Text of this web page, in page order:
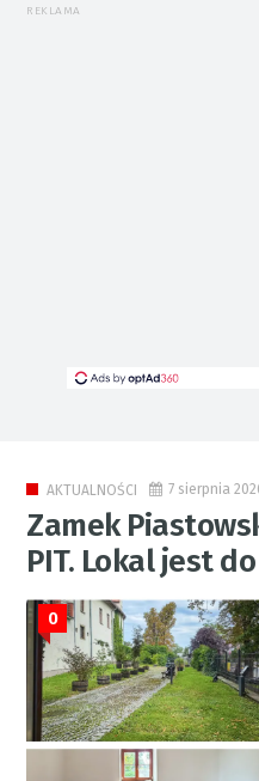
REKLAMA
AKTUALNOŚCI 7 sierpnia
Zamek
PIT. Lokal jest
0